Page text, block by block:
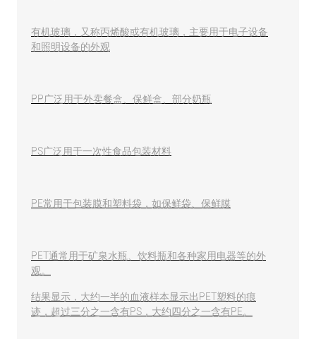
有机玻璃，又称丙烯酸或有机玻璃，主要用于电子设备
和照明设备的外观
PP广泛用于外卖餐盒、保鲜盒、部分奶瓶
PS广泛用于一次性食品包装材料
PE常用于包装膜和塑料袋，如保鲜袋、保鲜膜
PET通常用于矿泉水瓶、饮料瓶和各种家用电器等的外
观。
结果显示，大约一半的血液样本显示出PET塑料的痕
迹，超过三分之一含有PS，大约四分之一含有PE。